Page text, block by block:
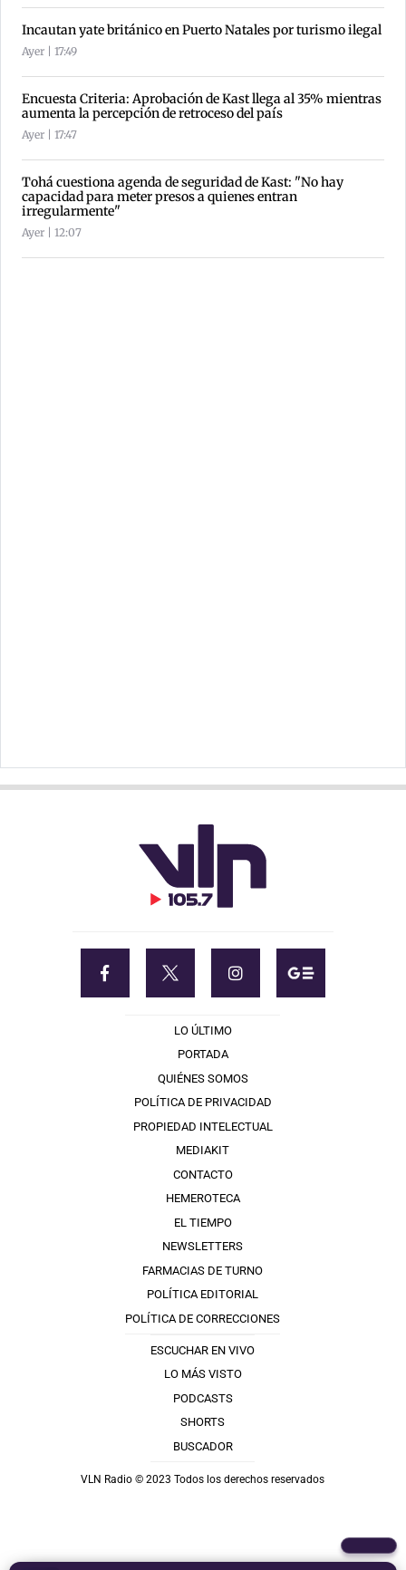
Incautan yate británico en Puerto Natales por turismo ilegal
Ayer | 17:49
Encuesta Criteria: Aprobación de Kast llega al 35% mientras
aumenta la percepción de retroceso del país
Ayer | 17:47
Tohá cuestiona agenda de seguridad de Kast: "No hay
capacidad para meter presos a quienes entran
irregularmente"
Ayer | 12:07
LO ÚLTIMO
PORTADA
QUIÉNES SOMOS
POLÍTICA DE PRIVACIDAD
PROPIEDAD INTELECTUAL
MEDIAKIT
CONTACTO
HEMEROTECA
EL TIEMPO
NEWSLETTERS
FARMACIAS DE TURNO
POLÍTICA EDITORIAL
POLÍTICA DE CORRECCIONES
ESCUCHAR EN VIVO
LO MÁS VISTO
PODCASTS
SHORTS
BUSCADOR
VLN Radio © 2023 Todos los derechos reservados